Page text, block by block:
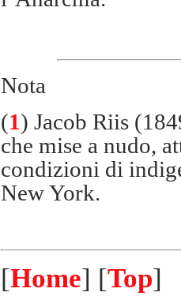
Nota
(1) Jacob Riis
che mise a nudo,
condizioni di
New York.
[Home] [Top]